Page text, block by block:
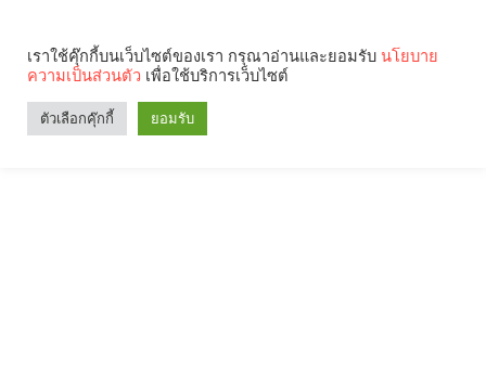
เราใช้คุ๊กกี้บนเว็บไซต์ของเรา กรุณาอ่านและยอมรับ นโยบาย
ความเป็นส่วนตัว เพื่อใช้บริการเว็บไซต์
ตัวเลือกคุ๊กกี้ ยอมรับ